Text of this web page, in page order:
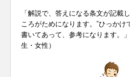
「解説で、答えになる条文が記載
ころがためになります。”ひっかけ
書いてあって、参考になります。
生・女性）